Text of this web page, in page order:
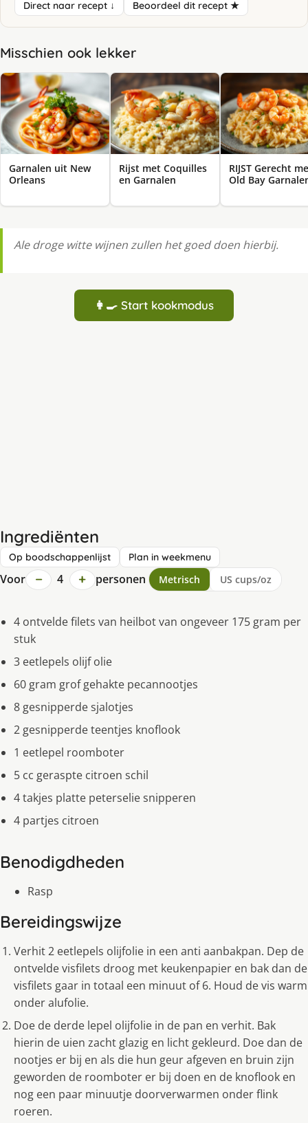
Direct naar recept ↓ Beoordeel dit recept ★
Misschien ook lekker
Garnalen uit New
Orleans
Rijst met Coquilles
en Garnalen
RIJST Gerecht
Old Bay
Ale droge witte wijnen zullen het goed doen hierbij.
👩‍🍳 Start kookmodus
Ingrediënten
Op boodschappenlijst Plan in weekmenu
Voor − 4 + personen Metrisch US cups/oz
4 ontvelde filets van heilbot van ongeveer 175 gram per
stuk
3 eetlepels olijf olie
60 gram grof gehakte pecannootjes
8 gesnipperde sjalotjes
2 gesnipperde teentjes knoflook
1 eetlepel roomboter
5 cc geraspte citroen schil
4 takjes platte peterselie snipperen
4 partjes citroen
Benodigdheden
Rasp
Bereidingswijze
Verhit 2 eetlepels olijfolie in een anti aanbakpan. Dep de
ontvelde visfilets droog met keukenpapier en bak dan de
visfilets gaar in totaal een minuut of 6. Houd de vis warm
onder alufolie.
Doe de derde lepel olijfolie in de pan en verhit. Bak
hierin de uien zacht glazig en licht gekleurd. Doe dan de
nootjes er bij en als die hun geur afgeven en bruin zijn
geworden de roomboter er bij doen en de knoflook en
nog een paar minuutje doorverwarmen onder flink
roeren.